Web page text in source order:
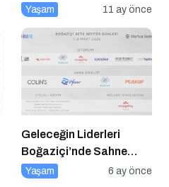
Önemlidir? Kurumsal
Yapılır?
Yaşam 11 ay önce
Geleceğin Liderleri
Boğaziçi’nde Sahne
Alıyor
Yaşam 6 ay önce